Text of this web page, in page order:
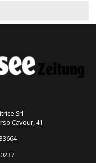
Srl
Cavour, 41